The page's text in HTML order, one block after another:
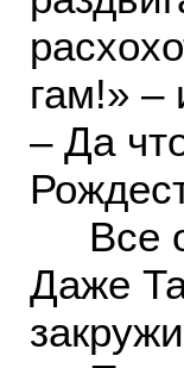
гам!» –
– Да
Все
Даже